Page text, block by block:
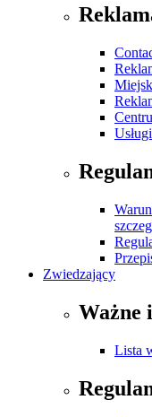
Zwiedzający
Ważne
Lista